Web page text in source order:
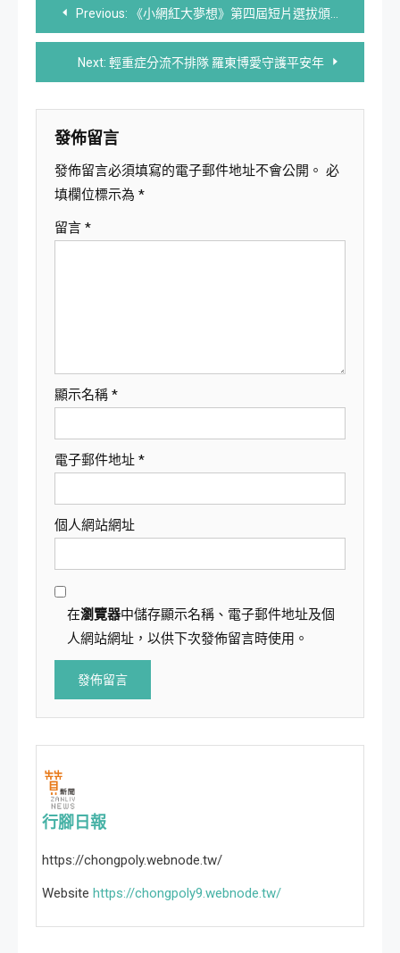
章
導
覽
Previous: 《小網紅大夢想》第四屆短片選拔頒獎典禮圓滿成功
Next: 輕重症分流不排隊 羅東博愛守護平安年
發佈留言
發佈留言必須填寫的電子郵件地址不會公開。 必
填欄位標示為 *
留言 *
顯示名稱 *
電子郵件地址 *
個人網站網址
在瀏覽器中儲存顯示名稱、電子郵件地址及個
人網站網址，以供下次發佈留言時使用。
行腳日報
https://chongpoly.webnode.tw/
Website https://chongpoly9.webnode.tw/